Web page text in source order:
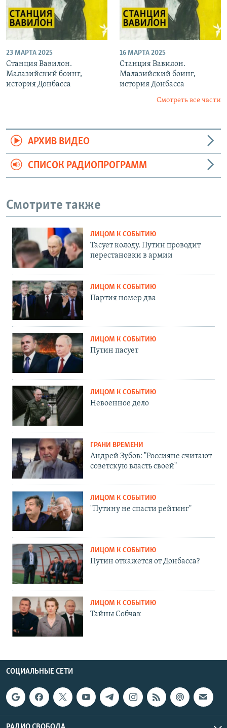
23 МАРТА 2025
Станция Вавилон.
Малазийский боинг,
история Донбасса
16 МАРТА 2025
Станция Вавилон.
Малазийский боинг,
история Донбасса
Смотреть все части
АРХИВ ВИДЕО
СПИСОК РАДИОПРОГРАММ
Смотрите также
ЛИЦОМ К СОБЫТИЮ
Тасует колоду. Путин проводит
перестановки в армии
ЛИЦОМ К СОБЫТИЮ
Партия номер два
ЛИЦОМ К СОБЫТИЮ
Путин пасует
ЛИЦОМ К СОБЫТИЮ
Невоенное дело
ГРАНИ ВРЕМЕНИ
Андрей Зубов: "Россияне считают
советскую власть своей"
ЛИЦОМ К СОБЫТИЮ
"Путину не спасти рейтинг"
ЛИЦОМ К СОБЫТИЮ
Путин откажется от Донбасса?
ЛИЦОМ К СОБЫТИЮ
Тайны Собчак
СОЦИАЛЬНЫЕ СЕТИ